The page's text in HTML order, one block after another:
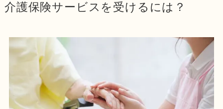
介護保険サービスを受けるには？